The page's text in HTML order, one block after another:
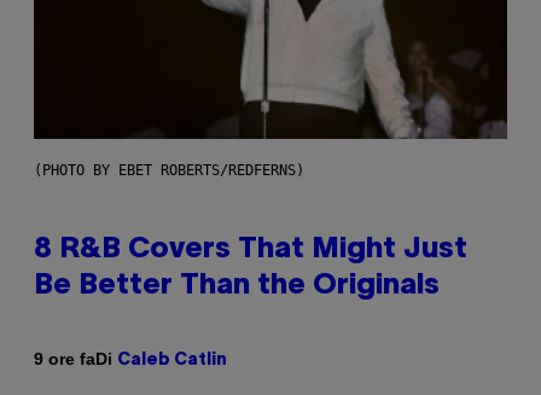
(PHOTO BY EBET ROBERTS/REDFERNS)
8 R&B Covers That Might Just
Be Better Than the Originals
9 ore faDi Caleb Catlin